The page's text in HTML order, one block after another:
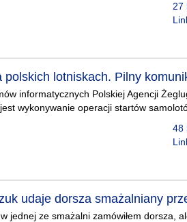
27
polskich lotniskach. Pilny
informatycznych Polskiej Agencji
wykonywanie operacji startów
48
udaje dorsza smażalniany
jednej ze smażalni zamówiłem dorsza,